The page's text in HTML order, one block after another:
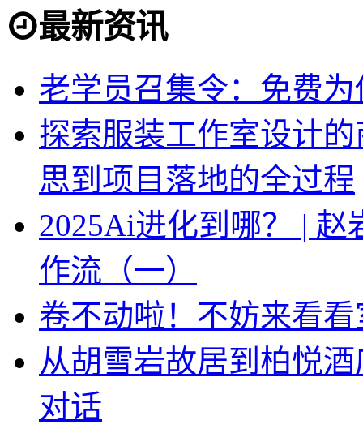
最新资讯
老学员召集令：免费
探索服装工作室设计
思到项目落地的全过程
2025Ai进化到哪？ |
作流（一）
卷不动啦！不妨来看
从胡雪岩故居到柏悦
对话